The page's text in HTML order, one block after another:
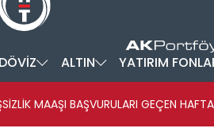
DÖVİZ ALTIN YATIRIM
MAAŞI BAŞVURULARI GEÇEN